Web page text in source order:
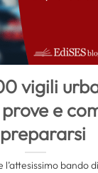
vigili
e
l’attesissimo bando